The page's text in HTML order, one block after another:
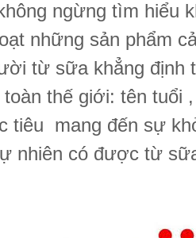
ngừng tìm hiểu
những sản phẩm
từ sữa khẳng định
toàn thế giới: tên tuổi
tiêu mang đến sự
nhiên có được từ